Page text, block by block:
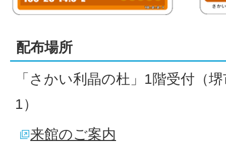
配布場所
「さかい利晶の杜」1階受付（
1）
来館のご案内